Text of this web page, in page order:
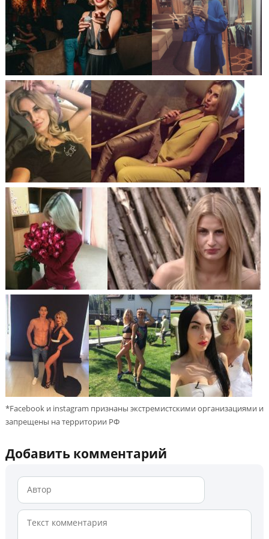
*Facebook и instagram признаны экстремистскими организациями и
запрещены на территории РФ
Добавить комментарий